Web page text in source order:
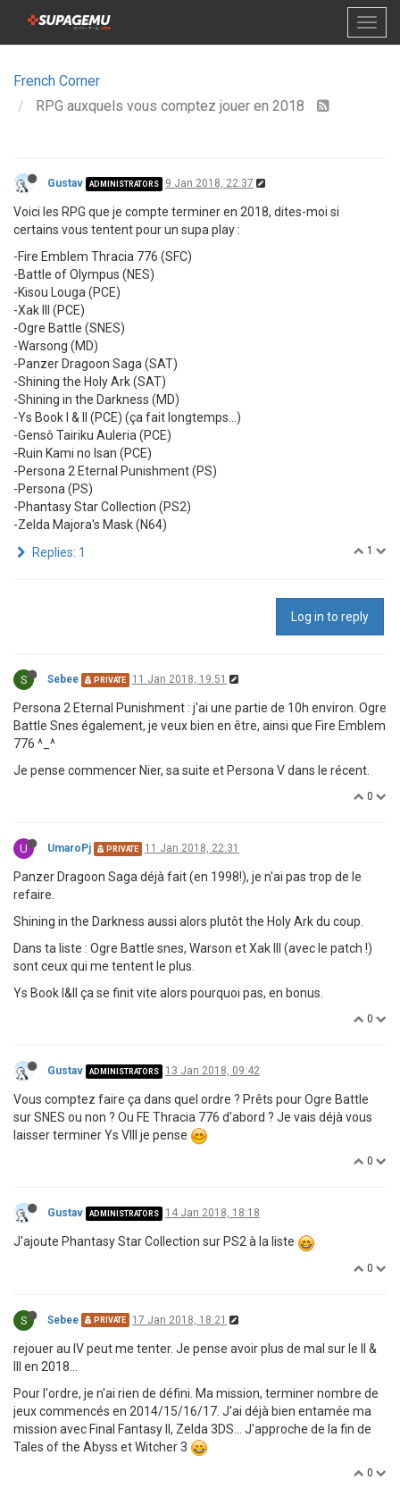
French Corner
RPG auxquels vous comptez jouer en 2018
Gustav ADMINISTRATORS 9 Jan 2018, 22:37
Voici les RPG que je compte terminer en 2018, dites-moi si
certains vous tentent pour un supa play :
-Fire Emblem Thracia 776 (SFC)
-Battle of Olympus (NES)
-Kisou Louga (PCE)
-Xak III (PCE)
-Ogre Battle (SNES)
-Warsong (MD)
-Panzer Dragoon Saga (SAT)
-Shining the Holy Ark (SAT)
-Shining in the Darkness (MD)
-Ys Book I & II (PCE) (ça fait longtemps...)
-Gensô Tairiku Auleria (PCE)
-Ruin Kami no Isan (PCE)
-Persona 2 Eternal Punishment (PS)
-Persona (PS)
-Phantasy Star Collection (PS2)
-Zelda Majora's Mask (N64)
1
Replies: 1
Log in to reply
S Sebee PRIVATE 11 Jan 2018, 19:51
Persona 2 Eternal Punishment : j'ai une partie de 10h environ. Ogre
Battle Snes également, je veux bien en être, ainsi que Fire Emblem
776 ^_^
Je pense commencer Nier, sa suite et Persona V dans le récent.
0
U UmaroPj PRIVATE 11 Jan 2018, 22:31
Panzer Dragoon Saga déjà fait (en 1998!), je n'ai pas trop de le
refaire.
Shining in the Darkness aussi alors plutôt the Holy Ark du coup.
Dans ta liste : Ogre Battle snes, Warson et Xak III (avec le patch !)
sont ceux qui me tentent le plus.
Ys Book I&II ça se finit vite alors pourquoi pas, en bonus.
0
Gustav ADMINISTRATORS 13 Jan 2018, 09:42
Vous comptez faire ça dans quel ordre ? Prêts pour Ogre Battle
sur SNES ou non ? Ou FE Thracia 776 d'abord ? Je vais déjà vous
laisser terminer Ys VIII je pense
0
Gustav ADMINISTRATORS 14 Jan 2018, 18:18
J'ajoute Phantasy Star Collection sur PS2 à la liste
0
S Sebee PRIVATE 17 Jan 2018, 18:21
rejouer au IV peut me tenter. Je pense avoir plus de mal sur le II &
III en 2018...
Pour l'ordre, je n'ai rien de défini. Ma mission, terminer nombre de
jeux commencés en 2014/15/16/17. J'ai déjà bien entamée ma
mission avec Final Fantasy II, Zelda 3DS... J'approche de la fin de
Tales of the Abyss et Witcher 3
0